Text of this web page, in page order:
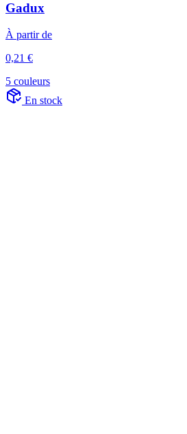
Gadux
À partir de
0,21 €
5 couleurs
En stock